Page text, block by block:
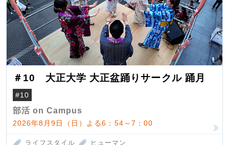
＃10 大正大学 大正盆踊りサークル 踊月
#10
部活 on Campus
2026年8月9日（日）よる6：54～7：00
ライフスタイル ヒューマン